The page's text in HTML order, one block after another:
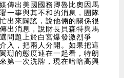
傳出美國國務卿魯比奧因馬
一事與其不和的消息，團隊
出來闢謠，說他倆的關係很
出消息，說財長貝森特與馬
問題上於白宮爆發激烈爭
入，把兩人分開。如果把這
珊的態度連在一起看，特朗
第一次洗牌，現在暗暗高興